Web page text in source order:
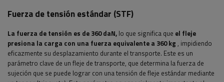
Fuerza de tensión estándar (STF)
La fuerza de tensión es de 360 ​​daN, lo que significa que el fleje
presiona la carga con una fuerza equivalente a 360 kg , impidiendo
eficazmente su desplazamiento durante el transporte. Este es un
parámetro clave de un fleje de transporte, que determina la fuerza de
sujeción que se puede lograr con una tensión de fleje estándar mediante